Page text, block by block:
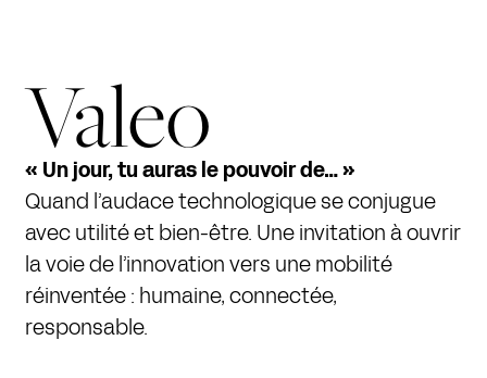
Valeo
« Un jour, tu auras le pouvoir de… »
Quand l’audace technologique se conjugue
avec utilité et bien-être. Une invitation à ouvrir
la voie de l’innovation vers une mobilité
réinventée : humaine, connectée,
responsable.